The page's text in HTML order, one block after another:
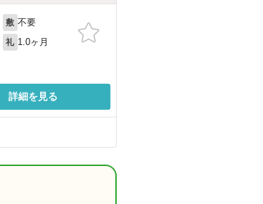
敷 不要
礼 1.0ヶ月
詳細を見る